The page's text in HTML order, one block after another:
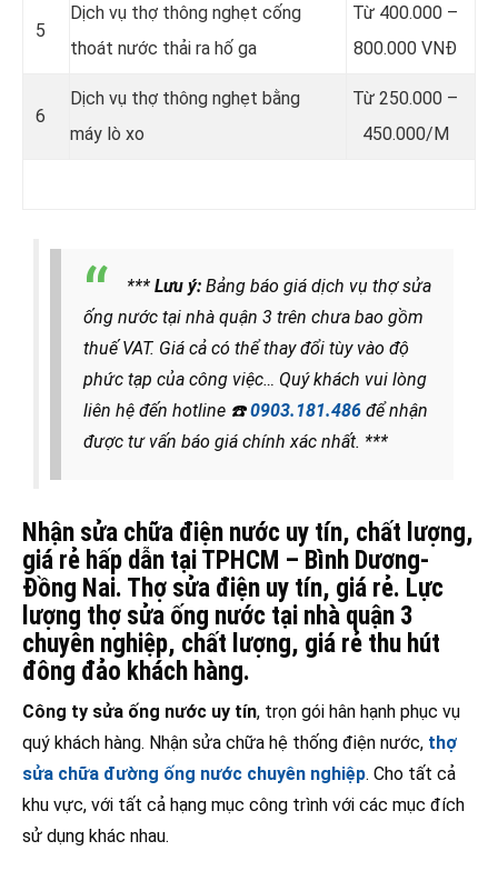
5
Dịch vụ thợ thông nghẹt cống
thoát nước thải ra hố ga
Từ 400.000 –
800.000 VNĐ
6
Dịch vụ thợ thông nghẹt bằng
máy lò xo
Từ 250.000 –
450.000/M
*** Lưu ý: Bảng báo giá dịch vụ thợ sửa
ống nước tại nhà quận 3 trên chưa bao gồm
thuế VAT. Giá cả có thể thay đổi tùy vào độ
phức tạp của công việc… Quý khách vui lòng
liên hệ đến hotline ☎️0903.181.486 để nhận
được tư vấn báo giá chính xác nhất. ***
Nhận sửa chữa điện nước uy tín, chất lượng,
giá rẻ hấp dẫn tại TPHCM – Bình Dương-
Đồng Nai. Thợ sửa điện uy tín, giá rẻ. Lực
lượng thợ sửa ống nước tại nhà quận 3
chuyên nghiệp, chất lượng, giá rẻ thu hút
đông đảo khách hàng.
Công ty sửa ống nước uy tín, trọn gói hân hạnh phục vụ
quý khách hàng. Nhận sửa chữa hệ thống điện nước, thợ
sửa chữa đường ống nước chuyên nghiệp. Cho tất cả
khu vực, với tất cả hạng mục công trình với các mục đích
sử dụng khác nhau.